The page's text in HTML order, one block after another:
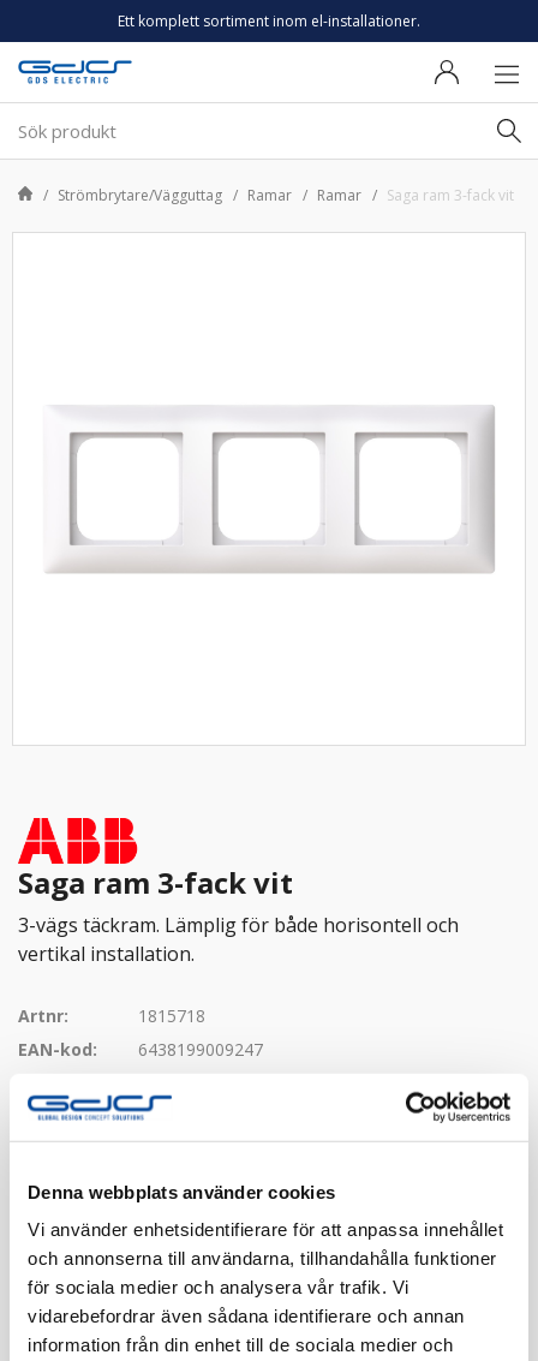
Denna webbplats använder cookies
Vi använder enhetsidentifierare för att anpassa innehållet
och annonserna till användarna, tillhandahålla funktioner
för sociala medier och analysera vår trafik. Vi
vidarebefordrar även sådana identifierare och annan
information från din enhet till de sociala medier och
Ett komplett sortiment inom el-installationer.
Strömbrytare/Vägguttag Ramar Ramar Saga ram 3-fack vit
Saga ram 3-fack vit
3-vägs täckram. Lämplig för både horisontell och
vertikal installation.
Artnr:
1815718
EAN-kod:
6438199009247
Registrera dig
Beskrivning